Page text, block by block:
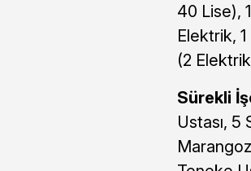
40 Lise),
Elektrik,
(2
Sürekli
Ustası, 5